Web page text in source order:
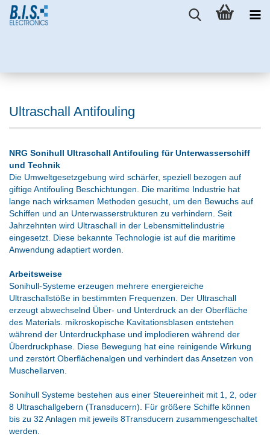
Ultraschall Antifouling
NRG Sonihull Ultraschall Antifouling für Unterwasserschiff
und Technik
Die Umweltgesetzgebung wird schärfer, speziell bezogen auf
giftige Antifouling Beschichtungen. Die maritime Industrie hat
lange nach wirksamen Methoden gesucht, um den Bewuchs auf
Schiffen und an Unterwasserstrukturen zu verhindern. Seit
Jahrzehnten wird Ultraschall in der Lebensmittelindustrie
eingesetzt. Diese bekannte Technologie ist auf die maritime
Anwendung adaptiert worden.
Arbeitsweise
Sonihull-Systeme erzeugen mehrere energiereiche
Ultraschallstöße in bestimmten Frequenzen. Der Ultraschall
erzeugt abwechselnd Über- und Unterdruck an der Oberfläche
des Materials. mikroskopische Kavitationsblasen entstehen
während der Unterdruckphase und implodieren während der
Überdruckphase. Diese Bewegung hat eine reinigende Wirkung
und zerstört Oberflächenalgen und verhindert das Ansetzen von
Muschellarven.
Sonihull Systeme bestehen aus einer Steuereinheit mit 1, 2, oder
8 Ultraschallgebern (Transducern). Für größere Schiffe können
bis zu 32 Anlagen mit jeweils 8Transducern zusammengeschaltet
werden.